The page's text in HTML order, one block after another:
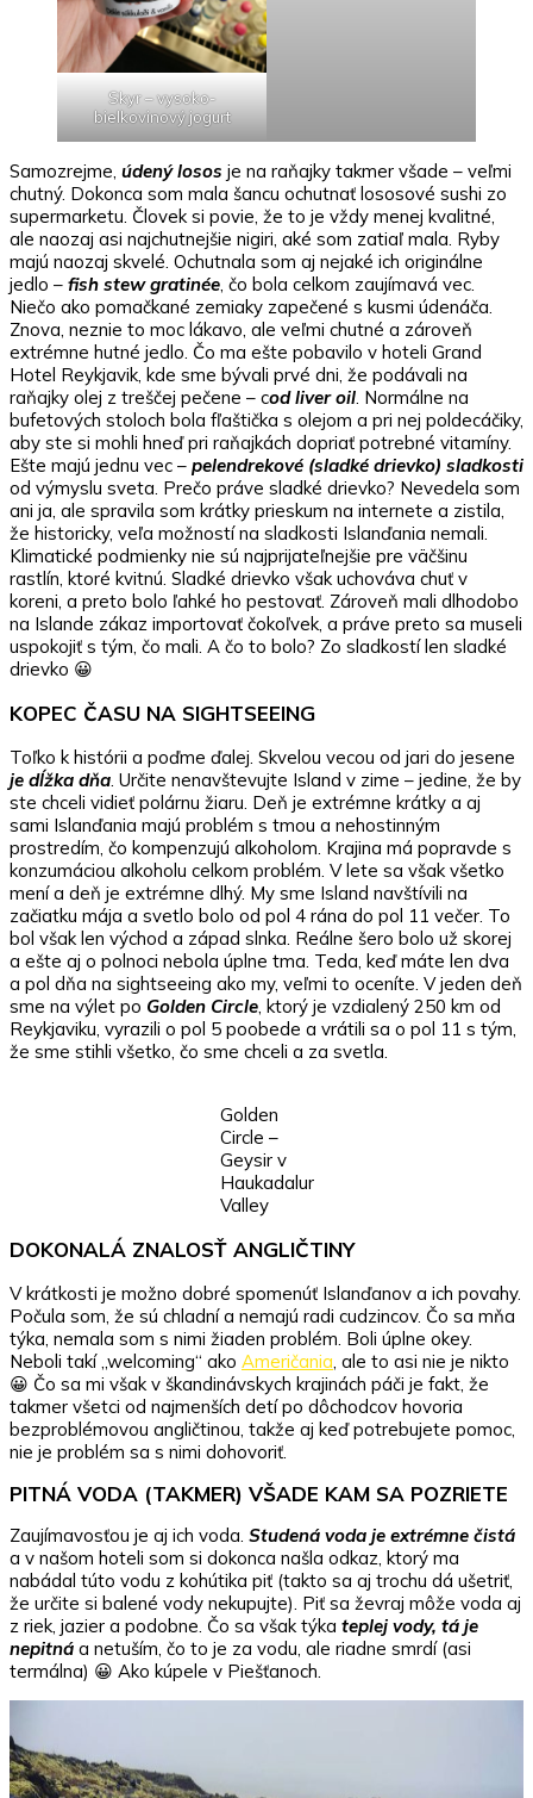
Skyr – vysoko-
bielkovinový jogurt
Samozrejme, údený losos je na raňajky takmer všade – veľmi
chutný. Dokonca som mala šancu ochutnať lososové sushi zo
supermarketu. Človek si povie, že to je vždy menej kvalitné,
ale naozaj asi najchutnejšie nigiri, aké som zatiaľ mala. Ryby
majú naozaj skvelé. Ochutnala som aj nejaké ich originálne
jedlo – fish stew gratinée, čo bola celkom zaujímavá vec.
Niečo ako pomačkané zemiaky zapečené s kusmi údenáča.
Znova, neznie to moc lákavo, ale veľmi chutné a zároveň
extrémne hutné jedlo. Čo ma ešte pobavilo v hoteli Grand
Hotel Reykjavik, kde sme bývali prvé dni, že podávali na
raňajky olej z treščej pečene – cod liver oil. Normálne na
bufetových stoloch bola fľaštička s olejom a pri nej poldecáčiky,
aby ste si mohli hneď pri raňajkách dopriať potrebné vitamíny.
Ešte majú jednu vec – pelendrekové (sladké drievko) sladkosti
od výmyslu sveta. Prečo práve sladké drievko? Nevedela som
ani ja, ale spravila som krátky prieskum na internete a zistila,
že historicky, veľa možností na sladkosti Islanďania nemali.
Klimatické podmienky nie sú najprijateľnejšie pre väčšinu
rastlín, ktoré kvitnú. Sladké drievko však uchováva chuť v
koreni, a preto bolo ľahké ho pestovať. Zároveň mali dlhodobo
na Islande zákaz importovať čokoľvek, a práve preto sa museli
uspokojiť s tým, čo mali. A čo to bolo? Zo sladkostí len sladké
drievko 😀
KOPEC ČASU NA SIGHTSEEING
Toľko k histórii a poďme ďalej. Skvelou vecou od jari do jesene
je dĺžka dňa. Určite nenavštevujte Island v zime – jedine, že by
ste chceli vidieť polárnu žiaru. Deň je extrémne krátky a aj
sami Islanďania majú problém s tmou a nehostinným
prostredím, čo kompenzujú alkoholom. Krajina má popravde s
konzumáciou alkoholu celkom problém. V lete sa však všetko
mení a deň je extrémne dlhý. My sme Island navštívili na
začiatku mája a svetlo bolo od pol 4 rána do pol 11 večer. To
bol však len východ a západ slnka. Reálne šero bolo už skorej
a ešte aj o polnoci nebola úplne tma. Teda, keď máte len dva
a pol dňa na sightseeing ako my, veľmi to oceníte. V jeden deň
sme na výlet po Golden Circle, ktorý je vzdialený 250 km od
Reykjaviku, vyrazili o pol 5 poobede a vrátili sa o pol 11 s tým,
že sme stihli všetko, čo sme chceli a za svetla.
Golden
Circle –
Geysir v
Haukadalur
Valley
DOKONALÁ ZNALOSŤ ANGLIČTINY
V krátkosti je možno dobré spomenúť Islanďanov a ich povahy.
Počula som, že sú chladní a nemajú radi cudzincov. Čo sa mňa
týka, nemala som s nimi žiaden problém. Boli úplne okey.
Neboli takí „welcoming“ ako Američania, ale to asi nie je nikto
😀 Čo sa mi však v škandinávskych krajinách páči je fakt, že
takmer všetci od najmenších detí po dôchodcov hovoria
bezproblémovou angličtinou, takže aj keď potrebujete pomoc,
nie je problém sa s nimi dohovoriť.
PITNÁ VODA (TAKMER) VŠADE KAM SA POZRIETE
Zaujímavosťou je aj ich voda. Studená voda je extrémne čistá
a v našom hoteli som si dokonca našla odkaz, ktorý ma
nabádal túto vodu z kohútika piť (takto sa aj trochu dá ušetriť,
že určite si balené vody nekupujte). Piť sa ževraj môže voda aj
z riek, jazier a podobne. Čo sa však týka teplej vody, tá je
nepitná a netuším, čo to je za vodu, ale riadne smrdí (asi
termálna) 😀 Ako kúpele v Piešťanoch.